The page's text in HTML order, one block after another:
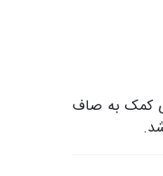
کمک به صاف